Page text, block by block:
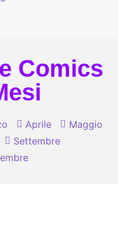
Comics
Aprile
Maggio
Settembre